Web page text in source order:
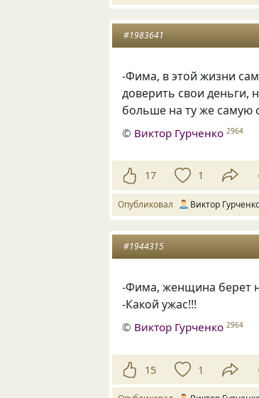
#1983641
-Фима, в этой жизни
доверить свои деньги,
больше на ту же самую
© Виктор Гурченко 2964
17 1
Опубликовал Виктор
#1944315
-Фима, женщина берет
-Какой ужас!!!
© Виктор Гурченко 2964
15 1